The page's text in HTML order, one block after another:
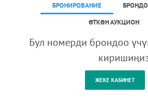
БРОНИРОВАНИЕ
ӨТКӨН АУКЦИОН
Бул номерди брондоо